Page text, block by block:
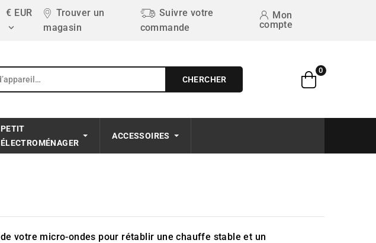
€ EUR

Trouver un
magasin
Suivre votre
commande
Mon
compte
CHERCHER
0
PETIT
ÉLECTROMÉNAGER
ACCESSOIRES
de votre micro-ondes pour rétablir une chauffe stable et un